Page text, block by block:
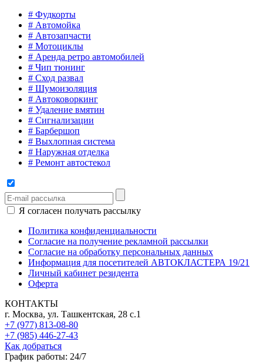
# Фудкорты
# Автомойка
# Автозапчасти
# Мотоциклы
# Aренда ретро автомобилей
# Чип тюнинг
# Сход развал
# Шумоизоляция
# Автоковоркинг
# Удаление вмятин
# Сигнализации
# Барбершоп
# Выхлопная система
# Наружная отделка
# Ремонт автостекол
Я согласен получать рассылку
Политика конфиденциальности
Согласие на получение рекламной рассылки
Согласие на обработку персональных данных
Информация для посетителей АВТОКЛАСТЕРА 19/21
Личный кабинет резидента
Оферта
КОНТАКТЫ
г. Москва, ул. Ташкентская, 28 с.1
+7 (977) 813-08-80
+7 (985) 446-27-43
Как добраться
График работы: 24/7